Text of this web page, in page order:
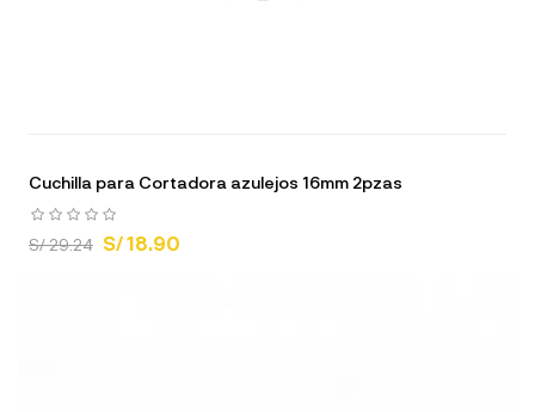
Cuchilla para Cortadora azulejos 16mm 2pzas
S/ 29.24 S/ 18.90